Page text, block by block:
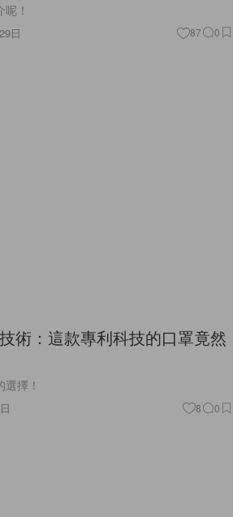
！
日 87 0
術：這款專利科技的口罩竟然
擇！
8 0